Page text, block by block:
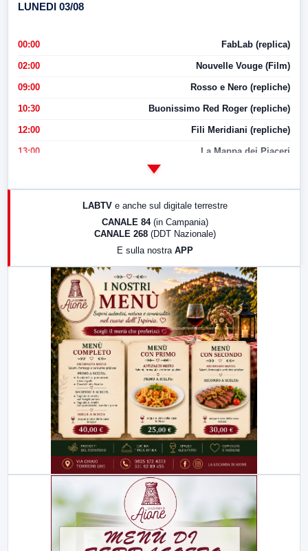
LUNEDI 03/08
00:00 FabLab (replica)
02:00 Nouvelle Vouge (Film)
09:00 Rosso e Nero (repliche)
10:30 Buonissimo Red Roger (repliche)
12:00 Fili Meridiani (repliche)
13:00 La Mappa dei Piaceri
LabNews (replica)
LABTV e anche sul digitale terrestre
CANALE 84 (in Campania)
CANALE 268 (DDT Nazionale)
E sulla nostra APP